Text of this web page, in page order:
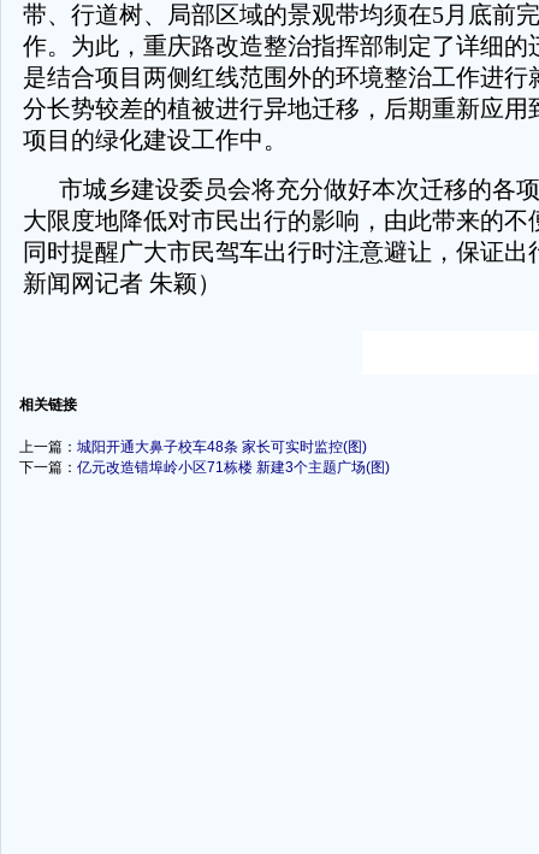
带、行道树、局部区域的景观带均须在5月底前
作。为此，重庆路改造整治指挥部制定了详细的
是结合项目两侧红线范围外的环境整治工作进行
分长势较差的植被进行异地迁移，后期重新应用
项目的绿化建设工作中。
市城乡建设委员会将充分做好本次迁移的各
大限度地降低对市民出行的影响，由此带来的不
同时提醒广大市民驾车出行时注意避让，保证出
新闻网记者 朱颖）
相关链接
上一篇： 城阳开通大鼻子校车48条 家长可实时监控(图)
下一篇： 亿元改造错埠岭小区71栋楼 新建3个主题广场(图)